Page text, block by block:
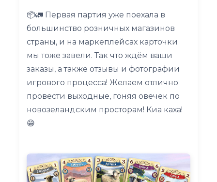
📦🚛 Первая партия уже поехала в
большинство розничных магазинов
страны, и на маркеплейсах карточки
мы тоже завели. Так что ждём ваши
заказы, а также отзывы и фотографии
игрового процесса! Желаем отлично
провести выходные, гоняя овечек по
новозеландским просторам! Киа каха!
😁